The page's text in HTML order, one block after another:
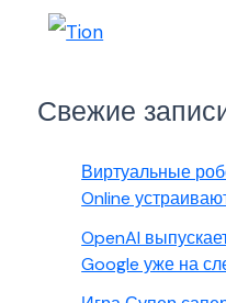
Свежие
Виртуальные
Online
OpenAI
Google уже на